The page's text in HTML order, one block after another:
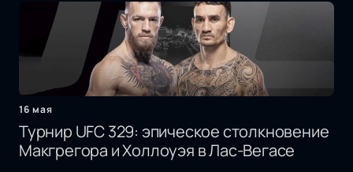
16 мая
Турнир UFC 329: эпическое столкновение
Макгрегора и Холлоуэя в Лас-Вегасе